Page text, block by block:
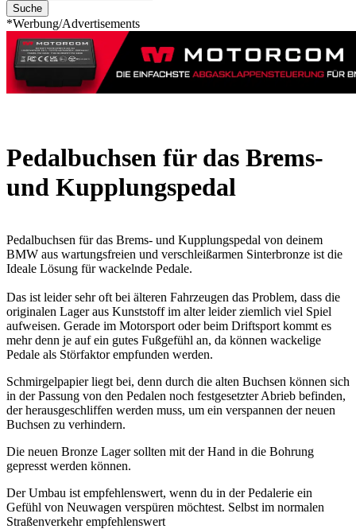
Suche
*Werbung/Advertisements
Pedalbuchsen für das Brems-
und Kupplungspedal
Pedalbuchsen für das Brems- und Kupplungspedal von deinem
BMW aus wartungsfreien und verschleißarmen Sinterbronze ist die
Ideale Lösung für wackelnde Pedale.
Das ist leider sehr oft bei älteren Fahrzeugen das Problem, dass die
originalen Lager aus Kunststoff im alter leider ziemlich viel Spiel
aufweisen. Gerade im Motorsport oder beim Driftsport kommt es
mehr denn je auf ein gutes Fußgefühl an, da können wackelige
Pedale als Störfaktor empfunden werden.
Schmirgelpapier liegt bei, denn durch die alten Buchsen können sich
in der Passung von den Pedalen noch festgesetzter Abrieb befinden,
der herausgeschliffen werden muss, um ein verspannen der neuen
Buchsen zu verhindern.
Die neuen Bronze Lager sollten mit der Hand in die Bohrung
gepresst werden können.
Der Umbau ist empfehlenswert, wenn du in der Pedalerie ein
Gefühl von Neuwagen verspüren möchtest. Selbst im normalen
Straßenverkehr empfehlenswert